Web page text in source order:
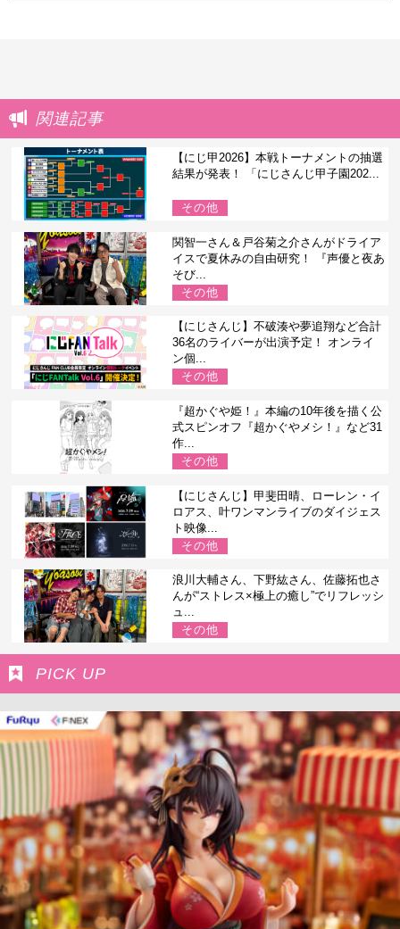
関連記事
【にじ甲2026】本戦トーナメントの抽選
結果が発表！ 「にじさんじ甲子園202...
その他
関智一さん＆戸谷菊之介さんがドライア
イスで夏休みの自由研究！ 『声優と夜あ
そび...
その他
【にじさんじ】不破湊や夢追翔など合計
36名のライバーが出演予定！ オンライ
ン個...
その他
『超かぐや姫！』本編の10年後を描く公
式スピンオフ『超かぐやメシ！』など31
作...
その他
【にじさんじ】甲斐田晴、ローレン・イ
ロアス、叶ワンマンライブのダイジェス
ト映像...
その他
浪川大輔さん、下野紘さん、佐藤拓也さ
んが“ストレス×極上の癒し”でリフレッシ
ュ...
その他
PICK UP